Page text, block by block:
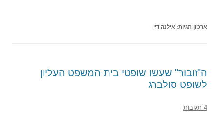
ארכיון תגיות: אילנה דיין
ה"זובור" שעשו שופטי בית המשפט העליון
לשופט סולברג
4 תגובות